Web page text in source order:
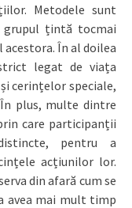
Metodele sunt
țintă tocmai
acestora. În al doilea
legat de viața
cerințelor speciale,
plus, multe dintre
care participanții
pentru a
acțiunilor lor.
din afară cum se
avea mai mult timp